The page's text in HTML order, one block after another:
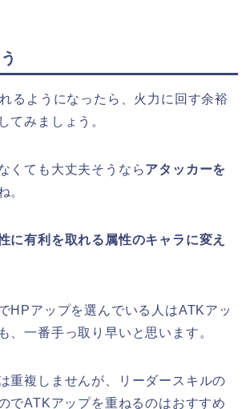
るようになったら、火力に回す余裕
てみましょう。
くても大丈夫そうならアタッカーを
。
に有利を取れる属性のキャラに変え
HPアップを選んでいる人はATKアッ
、一番手っ取り早いと思います。
重複しませんが、リーダースキルの
でATKアップを重ねるのはおすすめ